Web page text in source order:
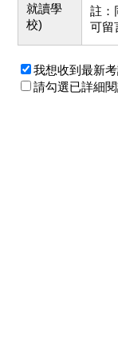
就讀學
校)
註：
可留
我想收到最新
請勾選已詳細